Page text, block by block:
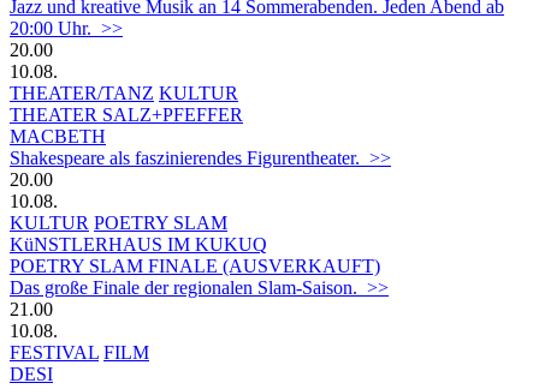
Jazz und kreative Musik an 14 Sommerabenden. Jeden Abend ab
20:00 Uhr. >>
20.00
10.08.
THEATER/TANZ KULTUR
THEATER SALZ+PFEFFER
MACBETH
Shakespeare als faszinierendes Figurentheater. >>
20.00
10.08.
KULTUR POETRY SLAM
KüNSTLERHAUS IM KUKUQ
POETRY SLAM FINALE (AUSVERKAUFT)
Das große Finale der regionalen Slam-Saison. >>
21.00
10.08.
FESTIVAL FILM
DESI